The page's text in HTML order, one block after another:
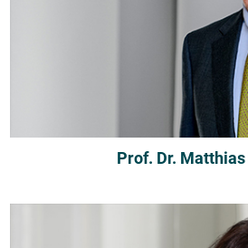
Prof. Dr.